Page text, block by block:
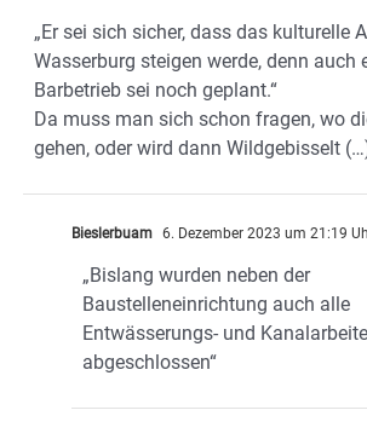
„Er sei sich sicher, dass das kulturelle
Wasserburg steigen werde, denn auch
Barbetrieb sei noch geplant.“
Da muss man sich schon fragen, wo
gehen, oder wird dann Wildgebisselt
Bieslerbuam 6. Dezember 2023 um 21:19
„Bislang wurden neben der
Baustelleneinrichtung auch alle
Entwässerungs- und
abgeschlossen“